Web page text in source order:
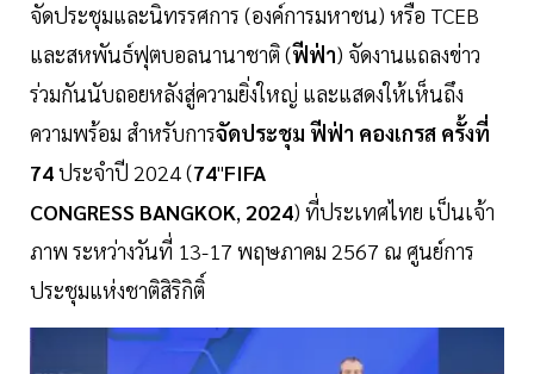
จัดประชุมและนิทรรศการ (องค์การมหาชน) หรือ TCEB
และสหพันธ์ฟุตบอลนานาชาติ (ฟีฟ่า) จัดงานแถลงข่าว
ร่วมกันนับถอยหลังสู่ความยิ่งใหญ่ และแสดงให้เห็นถึง
ความพร้อม สำหรับการจัดประชุม ฟีฟ่า คองเกรส ครั้งที่
74ประจำปี 2024 (74"FIFA
CONGRESS BANGKOK, 2024) ที่ประเทศไทย เป็นเจ้า
ภาพ ระหว่างวันที่ 13-17 พฤษภาคม 2567 ณ ศูนย์การ
ประชุมแห่งชาติสิริกิติ์